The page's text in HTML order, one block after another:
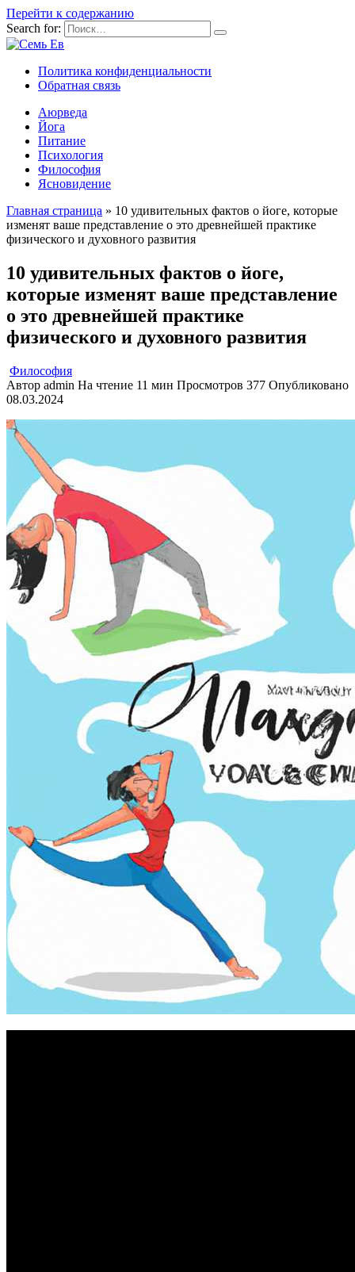
Перейти к содержанию
Search for:
Политика конфиденциальности
Обратная связь
Аюрведа
Йога
Питание
Психология
Философия
Ясновидение
Главная страница » 10 удивительных фактов о йоге, которые
изменят ваше представление о это древнейшей практике
физического и духовного развития
10 удивительных фактов о йоге,
которые изменят ваше представление
о это древнейшей практике
физического и духовного развития
Философия
Автор admin На чтение 11 мин Просмотров 377 Опубликовано
08.03.2024